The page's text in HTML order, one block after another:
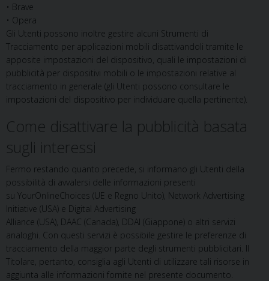
• Brave
• Opera
Gli Utenti possono inoltre gestire alcuni Strumenti di
Tracciamento per applicazioni mobili disattivandoli tramite le
apposite impostazioni del dispositivo, quali le impostazioni di
pubblicità per dispositivi mobili o le impostazioni relative al
tracciamento in generale (gli Utenti possono consultare le
impostazioni del dispositivo per individuare quella pertinente).
Come disattivare la pubblicità basata
sugli interessi
Fermo restando quanto precede, si informano gli Utenti della
possibilità di avvalersi delle informazioni presenti
su YourOnlineChoices (UE e Regno Unito), Network Advertising
Initiative (USA) e Digital Advertising
Alliance (USA), DAAC (Canada), DDAI (Giappone) o altri servizi
analoghi. Con questi servizi è possibile gestire le preferenze di
tracciamento della maggior parte degli strumenti pubblicitari. Il
Titolare, pertanto, consiglia agli Utenti di utilizzare tali risorse in
aggiunta alle informazioni fornite nel presente documento.